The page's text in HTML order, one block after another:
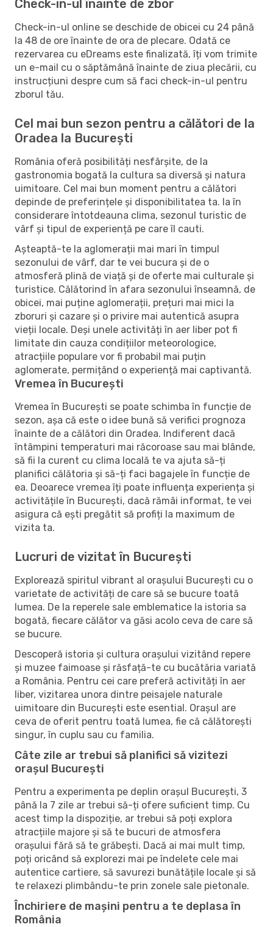
Check-in-ul înainte de zbor
Check-in-ul online se deschide de obicei cu 24 până
la 48 de ore înainte de ora de plecare. Odată ce
rezervarea cu eDreams este finalizată, îți vom trimite
un e-mail cu o săptămână înainte de ziua plecării, cu
instrucțiuni despre cum să faci check-in-ul pentru
zborul tău.
Cel mai bun sezon pentru a călători de la
Oradea la București
România oferă posibilități nesfârșite, de la
gastronomia bogată la cultura sa diversă și natura
uimitoare. Cel mai bun moment pentru a călători
depinde de preferințele și disponibilitatea ta. Ia în
considerare întotdeauna clima, sezonul turistic de
vârf și tipul de experiență pe care îl cauti.
Așteaptă-te la aglomerații mai mari în timpul
sezonului de vârf, dar te vei bucura și de o
atmosferă plină de viață și de oferte mai culturale și
turistice. Călătorind în afara sezonului înseamnă, de
obicei, mai puține aglomerații, prețuri mai mici la
zboruri și cazare și o privire mai autentică asupra
vieții locale. Deși unele activități în aer liber pot fi
limitate din cauza condițiilor meteorologice,
atracțiile populare vor fi probabil mai puțin
aglomerate, permițând o experiență mai captivantă.
Vremea în București
Vremea în București se poate schimba în funcție de
sezon, așa că este o idee bună să verifici prognoza
înainte de a călători din Oradea. Indiferent dacă
întâmpini temperaturi mai răcoroase sau mai blânde,
să fii la curent cu clima locală te va ajuta să-ți
planifici călătoria și să-ți faci bagajele în funcție de
ea. Deoarece vremea îți poate influența experiența și
activitățile în București, dacă rămâi informat, te vei
asigura că ești pregătit să profiți la maximum de
vizita ta.
Lucruri de vizitat în București
Explorează spiritul vibrant al orașului București cu o
varietate de activități de care să se bucure toată
lumea. De la reperele sale emblematice la istoria sa
bogată, fiecare călător va găsi acolo ceva de care să
se bucure.
Descoperă istoria și cultura orașului vizitând repere
și muzee faimoase și răsfață-te cu bucătăria variată
a România. Pentru cei care preferă activități în aer
liber, vizitarea unora dintre peisajele naturale
uimitoare din București este esential. Orașul are
ceva de oferit pentru toată lumea, fie că călătorești
singur, în cuplu sau cu familia.
Câte zile ar trebui să planifici să vizitezi
orașul București
Pentru a experimenta pe deplin orașul București, 3
până la 7 zile ar trebui să-ți ofere suficient timp. Cu
acest timp la dispoziție, ar trebui să poți explora
atracțiile majore și să te bucuri de atmosfera
orașului fără să te grăbești. Dacă ai mai mult timp,
poți oricând să explorezi mai pe îndelete cele mai
autentice cartiere, să savurezi bunătățile locale și să
te relaxezi plimbându-te prin zonele sale pietonale.
Închiriere de mașini pentru a te deplasa în
România